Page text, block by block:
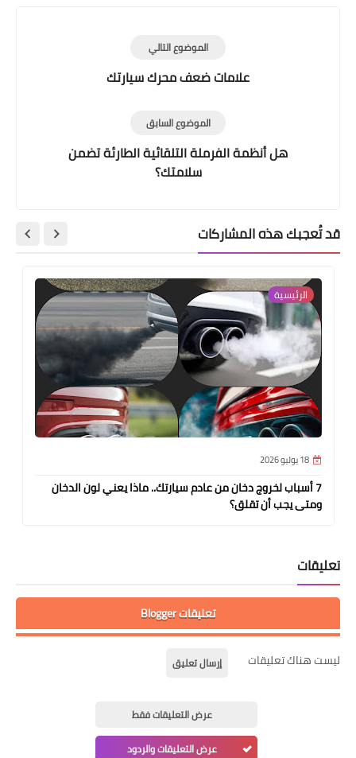
الموضوع التالي
علامات ضعف محرك سيارتك
الموضوع السابق
هل أنظمة الفرملة التلقائية الطارئة تضمن
سلامتك؟
قد تُعجبك هذه المشاركات
الرئيسية
18 يوليو 2026
7 أسباب لخروج دخان من عادم سيارتك.. ماذا يعني لون الدخان
ومتى يجب أن تقلق؟
تعليقات
تعليقات Blogger
ليست هناك تعليقات إرسال تعليق
عرض التعليقات فقط
عرض التعليقات والردود